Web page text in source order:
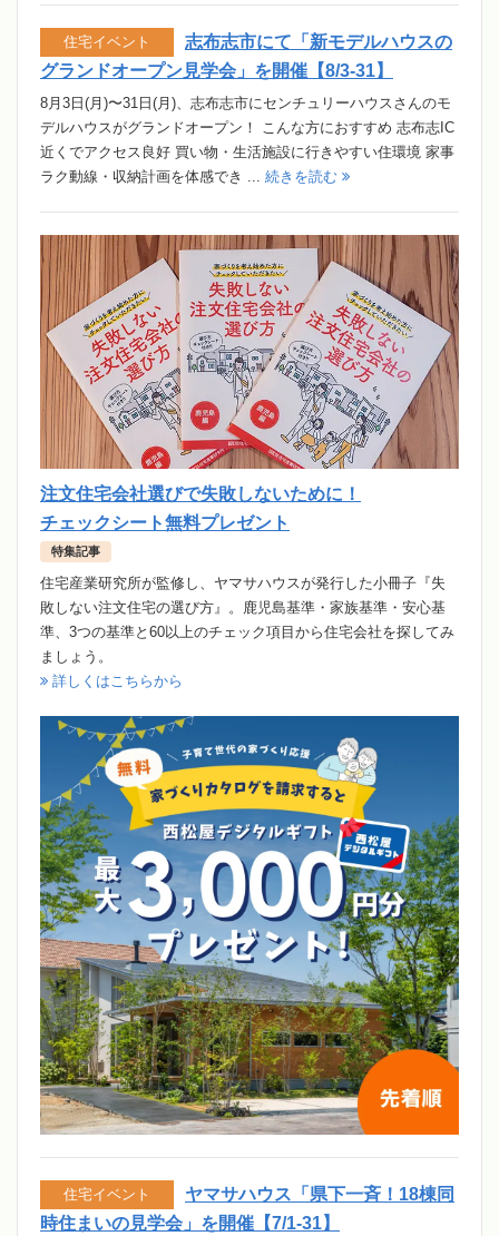
志布志市にて「新モデルハウスの
グランドオープン見学会」を開催【8/3-31】
8月3日(月)〜31日(月)、志布志市にセンチュリーハウスさんのモ
デルハウスがグランドオープン！ こんな方におすすめ 志布志IC
近くでアクセス良好 買い物・生活施設に行きやすい住環境 家事
ラク動線・収納計画を体感でき ... 続きを読む
住宅イベント
注文住宅会社選びで失敗しないために！
チェックシート無料プレゼント
特集記事
住宅産業研究所が監修し、ヤマサハウスが発行した小冊子『失
敗しない注文住宅の選び方』。鹿児島基準・家族基準・安心基
準、3つの基準と60以上のチェック項目から住宅会社を探してみ
ましょう。
詳しくはこちらから
ヤマサハウス「県下一斉！18棟同
時住まいの見学会」を開催【7/1-31】
住宅イベント